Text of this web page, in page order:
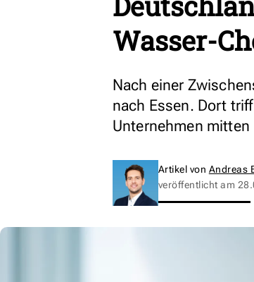
Wasser-
Nach einer
nach Essen. Dort
Unternehmen mitten
Artikel von Andreas
veröffentlicht am